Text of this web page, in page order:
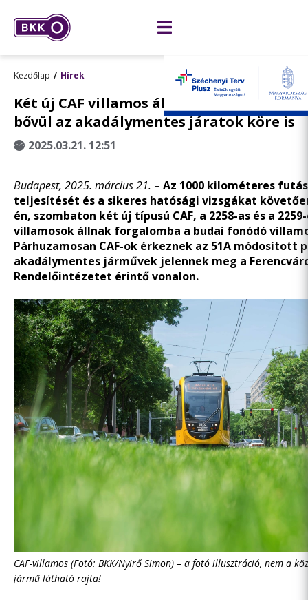
Kezdőlap Hírek
Két új CAF villamos áll forgalomba
bővül az akadálymentes járatok köre is
2025.03.21. 12:51
Budapest, 2025. március 21. – Az 1000 kilométeres
teljesítését és a sikeres hatósági vizsgákat
én, szombaton két új típusú CAF, a 2258-as és a
villamosok állnak forgalomba a budai fonódó
Párhuzamosan CAF-ok érkeznek az 51A módosított
akadálymentes járművek jelennek meg a
Rendelőintézetet érintő vonalon.
CAF-villamos (Fotó: BKK/Nyirő Simon) – a fotó illusztráció, nem a
jármű látható rajta!